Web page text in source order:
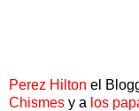
Perez Hilton el
Chismes y a los